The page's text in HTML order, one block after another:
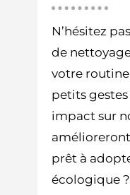
N’hésitez
de
votre
petits
impact sur
prêt à
écologique ?